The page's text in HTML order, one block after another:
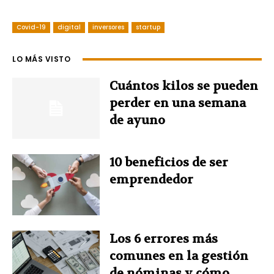
c
e
n
s
t
n
k
e
d
n
t
t
e
t
s
A
p
Covid-19 digital inversores startup
LO MÁS VISTO
Cuántos kilos se pueden
perder en una semana
de ayuno
10 beneficios de ser
emprendedor
Los 6 errores más
comunes en la gestión